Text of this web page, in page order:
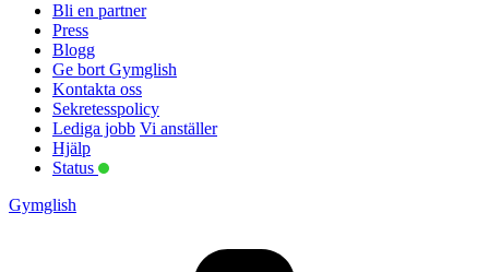
Bli en partner
Press
Blogg
Ge bort Gymglish
Kontakta oss
Sekretesspolicy
Lediga jobb Vi anställer
Hjälp
Status
Gymglish